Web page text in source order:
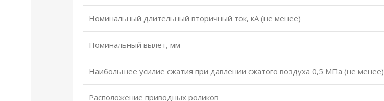
Номинальный длительный вторичный ток, кА (не менее)
Номинальный вылет, мм
Наибольшее усилие сжатия при давлении сжатого воздуха 0,5 МПа (не менее)
Расположение приводных роликов